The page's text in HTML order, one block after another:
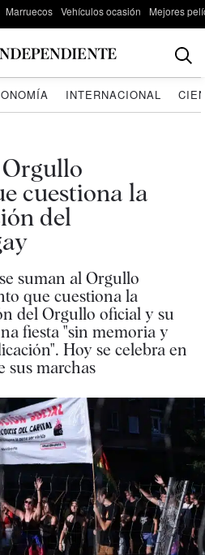
Marruecos Vehículos ocasión Mejores
INTERNACIONAL
cuestiona la
del
suman al Orgullo
que cuestiona la
del Orgullo oficial y su
fiesta "sin memoria y
Hoy se celebra en
sus marchas